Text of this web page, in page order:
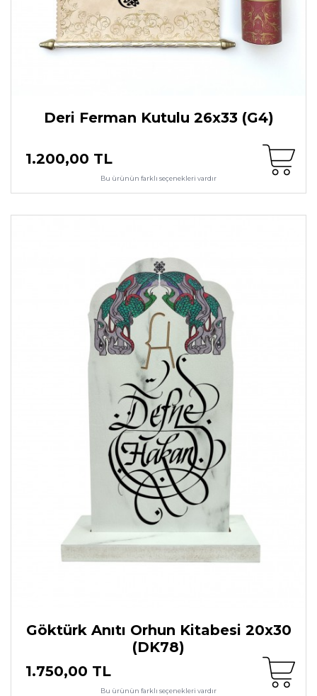
Deri Ferman Kutulu 26x33 (G4)
1.200,00 TL
Bu ürünün farklı seçenekleri vardır
Göktürk Anıtı Orhun Kitabesi 20x30
(DK78)
1.750,00 TL
Bu ürünün farklı seçenekleri vardır